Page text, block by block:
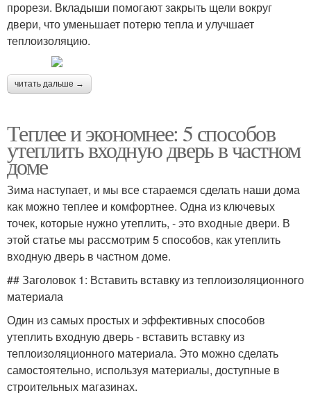
прорези. Вкладыши помогают закрыть щели вокруг
двери, что уменьшает потерю тепла и улучшает
теплоизоляцию.
читать дальше →
Теплее и экономнее: 5 способов
утеплить входную дверь в частном
доме
Зима наступает, и мы все стараемся сделать наши дома
как можно теплее и комфортнее. Одна из ключевых
точек, которые нужно утеплить, - это входные двери. В
этой статье мы рассмотрим 5 способов, как утеплить
входную дверь в частном доме.
## Заголовок 1: Вставить вставку из теплоизоляционного
материала
Один из самых простых и эффективных способов
утеплить входную дверь - вставить вставку из
теплоизоляционного материала. Это можно сделать
самостоятельно, используя материалы, доступные в
строительных магазинах.